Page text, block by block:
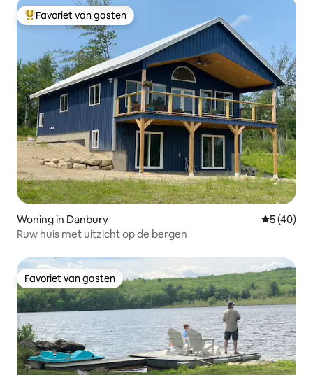
Topfavoriet van gasten
Favoriet van gasten
Woning in Danbury
5 (40)
Ruw huis met uitzicht op de bergen
Favoriet van gasten
Favoriet van gasten